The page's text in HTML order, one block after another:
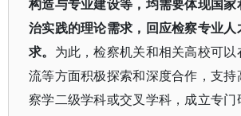
构造与专业建设等，均需要体现国家
治实践的理论需求，回应检察专业人
求。 为此，检察机关和相关高校可以
流等方面积极探索和深度合作，支持
察学二级学科或交叉学科，成立专门